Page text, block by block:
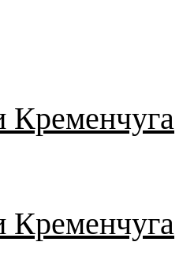
Кременчуга
Кременчуга